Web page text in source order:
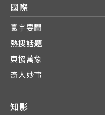
國際
寰宇要聞
熱搜話題
東協萬象
奇人妙事
知影